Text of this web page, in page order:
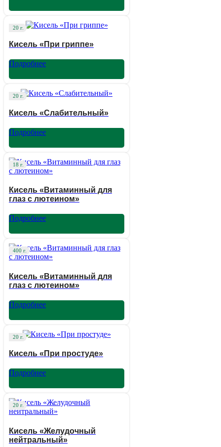
20 г.
Кисель «При гриппе»
Подробнее
20 г.
Кисель «Слабительный»
Подробнее
18 г.
Кисель «Витаминный для
глаз с лютеином»
Подробнее
400 г.
Кисель «Витаминный для
глаз с лютеином»
Подробнее
20 г.
Кисель «При простуде»
Подробнее
20 г.
Кисель «Желудочный
нейтральный»